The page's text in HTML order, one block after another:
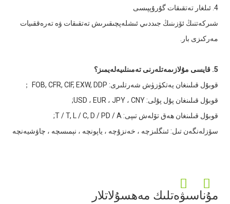
4. ئىلغار تەتقىقات گۇرۇپپىسى
شىركەتنىڭ ئۆزىنىڭ جىددىي ئىشلەپچىقىرىش تەتقىقات ۋە تەرەققىيات
مەركىزى بار.
5. قايسى مۇلازىمەتلەرنى تەمىنلىيەلەيمىز؟
قوبۇل قىلىنغان يەتكۈزۈش شەرتلىرى: FOB, CFR, CIF, EXW, DDP ；
قوبۇل قىلىنغان پۇل پۇلى: USD ، EUR ، JPY ، CNY;
قوبۇل قىلىنغان ھەق تۆلەش تىپى: T / T, L / C, D / PD / A;
سۆزلەنگەن تىل: ئىنگلىزچە ، خەنزۇچە ، ياپونچە ، نېمىسچە ، چاۋشيەنچە
مۇناسىۋەتلىك مەھسۇلاتلار